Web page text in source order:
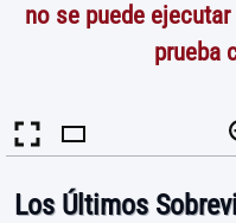
no se puede
prueba
Los Últimos